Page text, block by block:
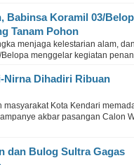
Babinsa Koramil 03/
Tanam Pohon
menjaga kelestarian alam, dan
menggelar kegiatan
Nirna Dihadiri Ribuan
masyarakat Kota Kendari
akbar pasangan Calon
dan Bulog Sultra Gagas